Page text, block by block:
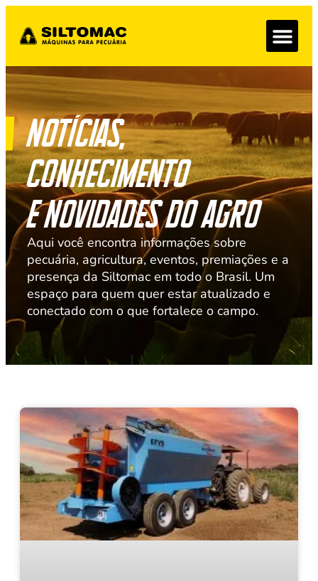
Notícias,
conhecimento
e novidades do agro
Aqui você encontra informações sobre
pecuária, agricultura, eventos, premiações e a
presença da Siltomac em todo o Brasil. Um
espaço para quem quer estar atualizado e
conectado com o que fortalece o campo.